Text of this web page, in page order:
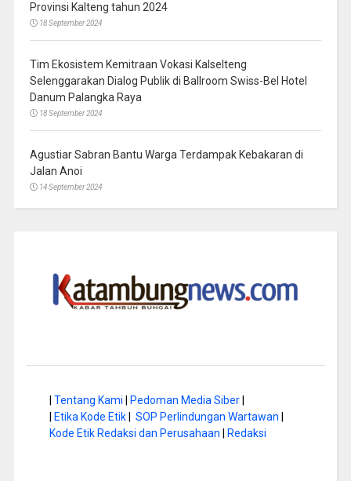
Provinsi Kalteng tahun 2024
18 September 2024
Tim Ekosistem Kemitraan Vokasi Kalselteng
Selenggarakan Dialog Publik di Ballroom Swiss-Bel Hotel
Danum Palangka Raya
18 September 2024
Agustiar Sabran Bantu Warga Terdampak Kebakaran di
Jalan Anoi
14 September 2024
Tentang Kami Pedoman Media Siber|
Etika Kode Etik| SOP Perlindungan Wartawan
Kode Etik Redaksi dan Perusahaan
Redaksi